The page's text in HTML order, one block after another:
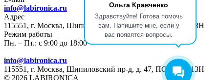
Ольга Кравченко
Здравствуйте! Готова помочь
вам. Напишите мне, если у
вас появятся вопросы.
info@labironica.ru
Адрес
115551, г. Москва, Шипиловский пр-д, д. 47, ПОМЕЩ. 13Н
Режим работы
Пн. – Пт.: с 9:00 до 18:00
info@labironica.ru
115551, г. Москва, Шипиловский пр-д, д. 47, ПОМЕЩ. 13Н
© 2026 LABIRONICA